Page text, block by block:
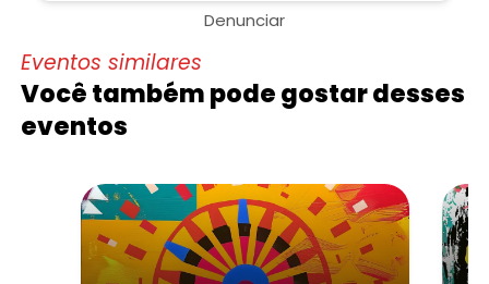
Denunciar
Eventos similares
Você também pode gostar desses
eventos